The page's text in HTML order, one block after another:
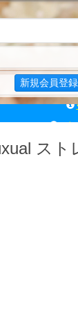
新規会員登録
ス